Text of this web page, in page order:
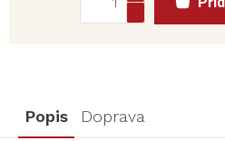
Popis Doprava